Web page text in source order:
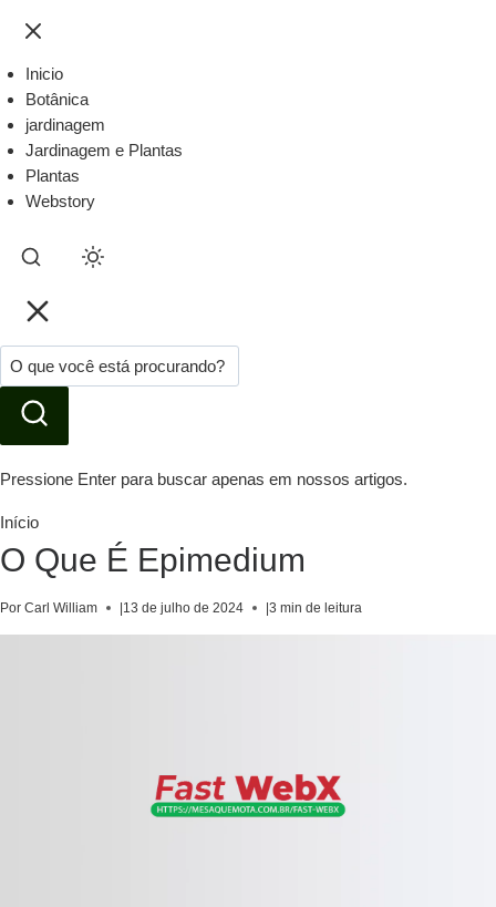
Inicio
Botânica
jardinagem
Jardinagem e Plantas
Plantas
Webstory
Pressione Enter para buscar apenas em nossos artigos.
Início
O Que É Epimedium
Por Carl William |13 de julho de 2024 |3 min de leitura